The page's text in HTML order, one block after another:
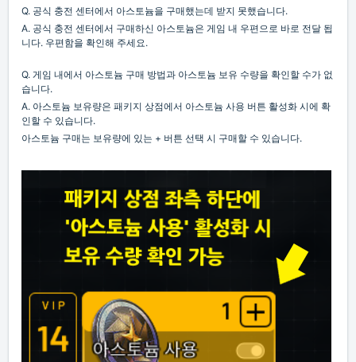
Q. 공식 충전 센터에서 아스토늄을 구매했는데 받지 못했습니다.
A. 공식 충전 센터에서 구매하신 아스토늄은 게임 내 우편으로 바로 전달 됩
니다. 우편함을 확인해 주세요.
Q. 게임 내에서 아스토늄 구매 방법과 아스토늄 보유 수량을 확인할 수가 없
습니다.
A. 아스토늄 보유량은 패키지 상점에서 아스토늄 사용 버튼 활성화 시에 확
인할 수 있습니다.
아스토늄 구매는 보유량에 있는 + 버튼 선택 시 구매할 수 있습니다.